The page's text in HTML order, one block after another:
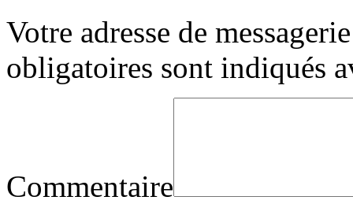
Votre adresse de
obligatoires sont indiqués
Commentaire